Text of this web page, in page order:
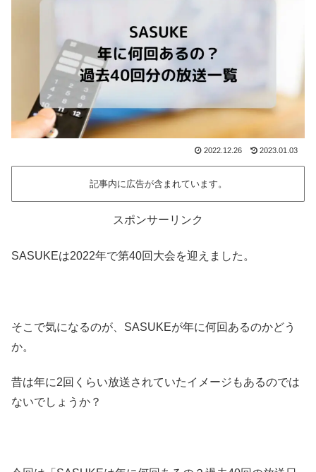
2022.12.26 2023.01.03
記事内に広告が含まれています。
スポンサーリンク
SASUKEは2022年で第40回大会を迎えました。
そこで気になるのが、SASUKEが年に何回あるのかどう
か。
昔は年に2回くらい放送されていたイメージもあるのでは
ないでしょうか？